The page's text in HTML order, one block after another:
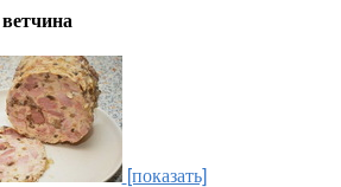
[показать]